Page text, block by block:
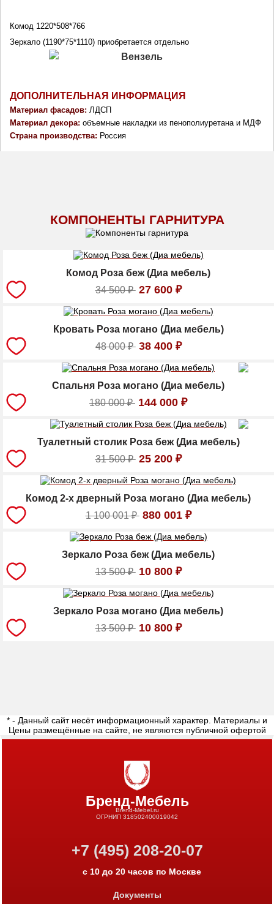
Комод 1220*508*766
Зеркало (1190*75*1110) приобретается отдельно
ДОПОЛНИТЕЛЬНАЯ ИНФОРМАЦИЯ
Материал фасадов: ЛДСП
Материал декора: объемные накладки из пенополиуретана и МДФ
Страна производства: Россия
КОМПОНЕНТЫ ГАРНИТУРА
Комод Роза беж (Диа мебель)
34 500₽ 27 600 ₽
Кровать Роза могано (Диа мебель)
48 000₽ 38 400 ₽
Спальня Роза могано (Диа мебель)
180 000₽ 144 000 ₽
Туалетный столик Роза беж (Диа мебель)
31 500₽ 25 200 ₽
Комод 2-х дверный Роза могано (Диа мебель)
1 100 001₽ 880 001 ₽
Зеркало Роза беж (Диа мебель)
13 500₽ 10 800 ₽
Зеркало Роза могано (Диа мебель)
13 500₽ 10 800 ₽
* - Данный сайт несёт информационный характер. Материалы и
Цены размещённые на сайте, не являются публичной офертой
Бренд-Мебель
Brend-Mebel.ru
ОГРНИП 318502400019042
+7 (495) 208-20-07
с 10 до 20 часов по Москве
Документы